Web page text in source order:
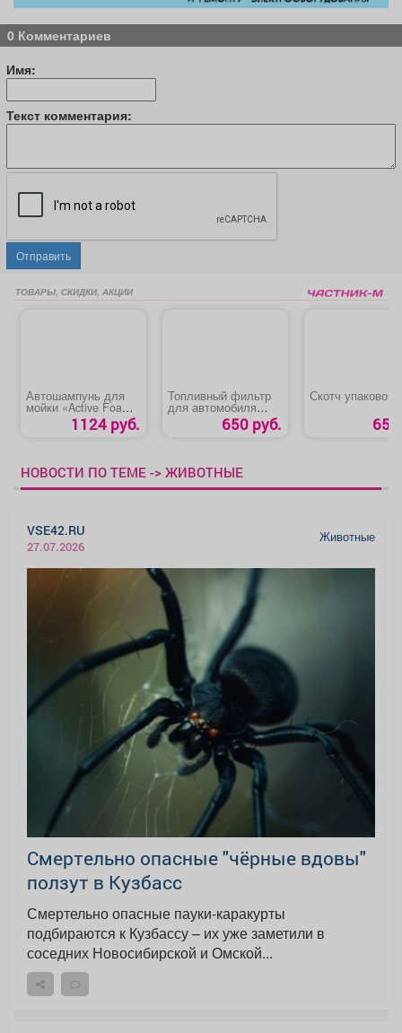
0 Комментариев
Имя:
Текст комментария:
Отправить
ТОВАРЫ, СКИДКИ, АКЦИИ
Автошампунь для
мойки «Active Foam
1124 руб.
Топливный фильтр
для автомобиля
«Hyundai Solaris»
650 руб.
Скотч
65
НОВОСТИ ПО ТЕМЕ -> ЖИВОТНЫЕ
VSE42.RU
27.07.2026
Животные
Смертельно опасные "чёрные вдовы"
ползут в Кузбасс
Смертельно опасные пауки-каракурты
подбираются к Кузбассу – их уже заметили в
соседних Новосибирской и Омской...